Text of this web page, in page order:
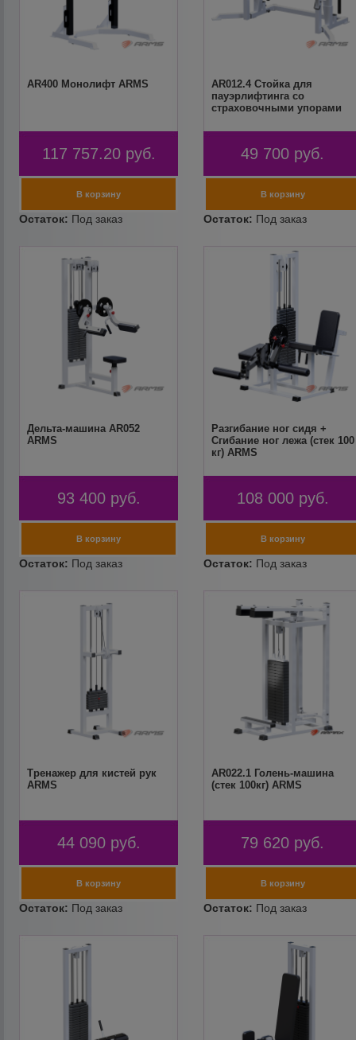
AR400 Монолифт ARMS
117 757.20 руб.
AR012.4 Стойка для
пауэрлифтинга со
страховочными упорами
49 700 руб.
Дельта-машина AR052
ARMS
93 400 руб.
Разгибание ног сидя +
Сгибание ног лежа (стек 100
кг) ARMS
108 000 руб.
Тренажер для кистей рук
ARMS
44 090 руб.
AR022.1 Голень-машина
(стек 100кг) ARMS
79 620 руб.